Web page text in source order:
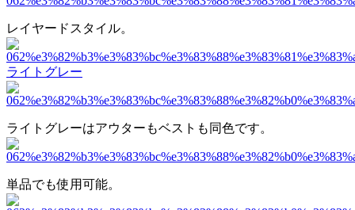
レイヤードスタイル。
ライトグレー
ライトグレーはアウターもベストも同色です。
単品でも使用可能。